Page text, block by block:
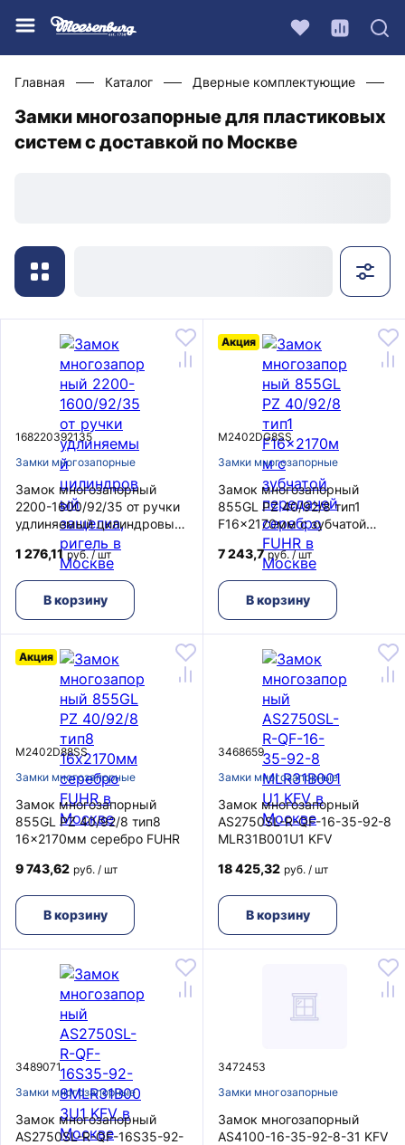
Главная Каталог Дверные комплектующие
Замки многозапорные для пластиковых
систем с доставкой по Москве
168220392135
Замки многозапорные
Замок многозапорный
2200-1600/92/35 от ручки
удлиняемый цилиндровый
защелка, ригель
1 276,11 руб. / шт
В корзину
M2402DG8SS
Замки многозапорные
Акция
Замок многозапорный
855GL PZ 40/92/8 тип1
F16x2170мм с зубчатой
передачей серебро FUHR
7 243,7 руб. / шт
В корзину
M2402D88SS
Замки многозапорные
Акция
Замок многозапорный
855GL PZ 40/92/8 тип8
16x2170мм серебро FUHR
9 743,62 руб. / шт
В корзину
3468659
Замки многозапорные
Замок многозапорный
AS2750SL-R-QF-16-35-92-8
MLR31B001U1 KFV
18 425,32 руб. / шт
В корзину
3489071
Замки многозапорные
Замок многозапорный
AS2750SL-R-QF-16S35-92-
3472453
Замки многозапорные
Замок многозапорный
AS4100-16-35-92-8-31 KFV